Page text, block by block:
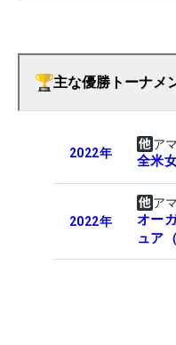
主な優勝トーナメ
2022年
ア
全米
2022年
ア
オー
ュア